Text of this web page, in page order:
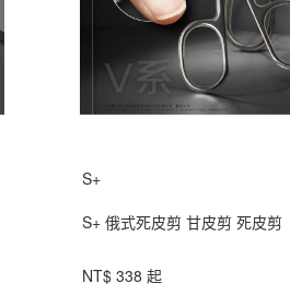
S+
S+ 俄式死皮剪 甘皮剪 死皮剪
NT$ 338 起